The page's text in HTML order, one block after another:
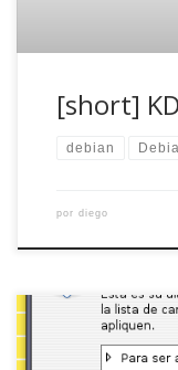
[short]
debian
por diego